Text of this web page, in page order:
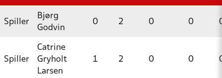
Spiller
Bjørg
Godvin
0 2 0 0
Spiller
Catrine
Gryholt
Larsen
1 2 0 0